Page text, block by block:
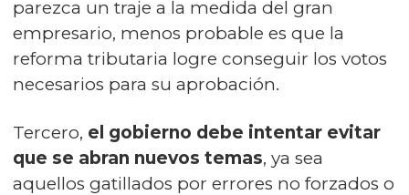
parezca un traje a la medida del gran
empresario, menos probable es que la
reforma tributaria logre conseguir los votos
necesarios para su aprobación.
Tercero, el gobierno debe intentar evitar
que se abran nuevos temas, ya sea
aquellos gatillados por errores no forzados o